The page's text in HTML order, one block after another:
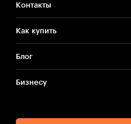
Контакты
Как купить
Блог
Бизнесу